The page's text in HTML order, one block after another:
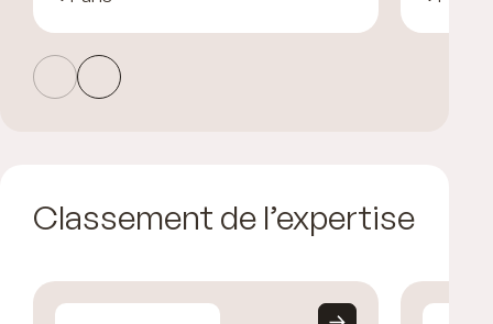
Classement de l’expertise